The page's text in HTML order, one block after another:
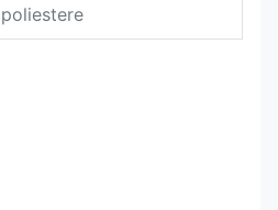
poliestere